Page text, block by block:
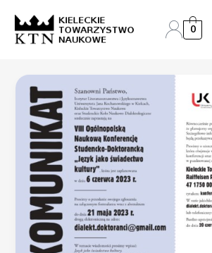
content
0